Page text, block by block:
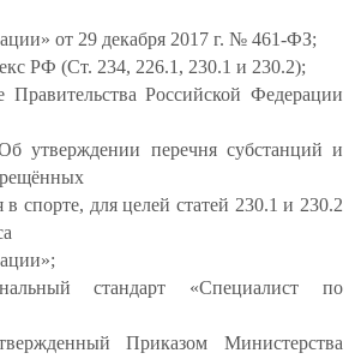
от 29 декабря 2017 г. № 461-ФЗ;
РФ (Ст. 234, 226.1, 230.1 и 230.2);
Российской Федерации
утверждении перечня субстанций и
в спорте, для целей статей 230.1 и 230.2
стандарт «Специалист по
Приказом Министерства